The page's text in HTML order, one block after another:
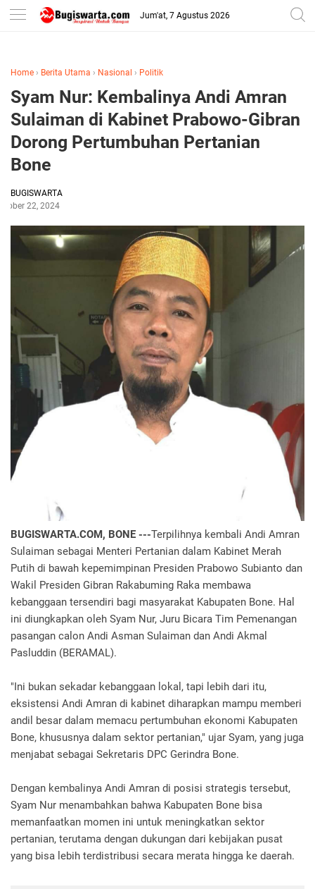
-->
Jum'at, 7 Agustus 2026
Home › Berita Utama › Nasional › Politik
Syam Nur: Kembalinya Andi Amran
Sulaiman di Kabinet Prabowo-Gibran
Dorong Pertumbuhan Pertanian
Bone
BUGISWARTA
22, 2024
BUGISWARTA.COM, BONE ---Terpilihnya kembali Andi Amran
Sulaiman sebagai Menteri Pertanian dalam Kabinet Merah
Putih di bawah kepemimpinan Presiden Prabowo Subianto dan
Wakil Presiden Gibran Rakabuming Raka membawa
kebanggaan tersendiri bagi masyarakat Kabupaten Bone. Hal
ini diungkapkan oleh Syam Nur, Juru Bicara Tim Pemenangan
pasangan calon Andi Asman Sulaiman dan Andi Akmal
Pasluddin (BERAMAL).
"Ini bukan sekadar kebanggaan lokal, tapi lebih dari itu,
eksistensi Andi Amran di kabinet diharapkan mampu memberi
andil besar dalam memacu pertumbuhan ekonomi Kabupaten
Bone, khususnya dalam sektor pertanian," ujar Syam, yang juga
menjabat sebagai Sekretaris DPC Gerindra Bone.
Dengan kembalinya Andi Amran di posisi strategis tersebut,
Syam Nur menambahkan bahwa Kabupaten Bone bisa
memanfaatkan momen ini untuk meningkatkan sektor
pertanian, terutama dengan dukungan dari kebijakan pusat
yang bisa lebih terdistribusi secara merata hingga ke daerah.